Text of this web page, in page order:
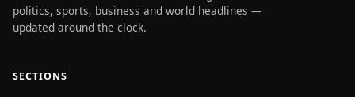
politics, sports, business and world headlines —
updated around the clock.
SECTIONS